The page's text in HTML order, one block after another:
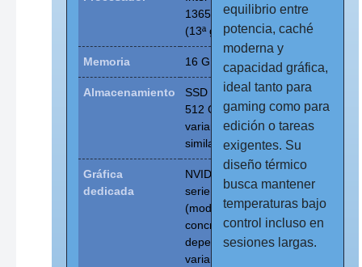
13650HX
(13ª gen)
Memoria 16 GB DDR5
Almacenamiento
SSD NVMe
512 GB (o
variante
similar)
Gráfica
dedicada
NVIDIA RTX
serie
(modelo
concreto
depende de
variante)
equilibrio entre
potencia, caché
moderna y
capacidad gráfica,
ideal tanto para
gaming como para
edición o tareas
exigentes. Su
diseño térmico
busca mantener
temperaturas bajo
control incluso en
sesiones largas.